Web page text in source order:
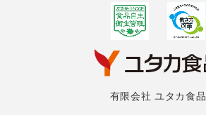
有限会社 ユタカ食品